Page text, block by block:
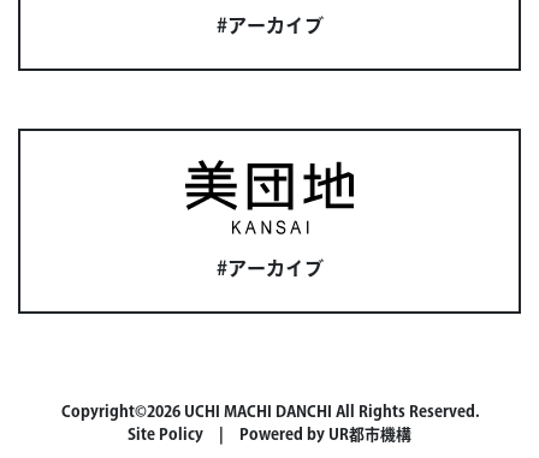
#アーカイブ
#アーカイブ
Copyright©2026 UCHI MACHI DANCHI All Rights Reserved.
Site Policy | Powered by UR都市機構